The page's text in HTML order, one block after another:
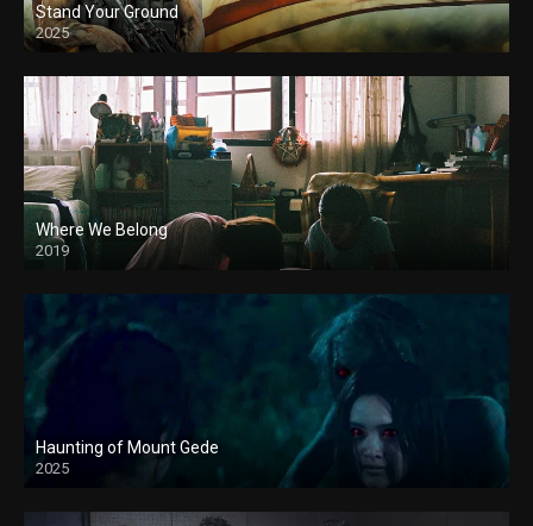
Stand Your Ground
2025
Where We Belong
2019
Haunting of Mount Gede
2025